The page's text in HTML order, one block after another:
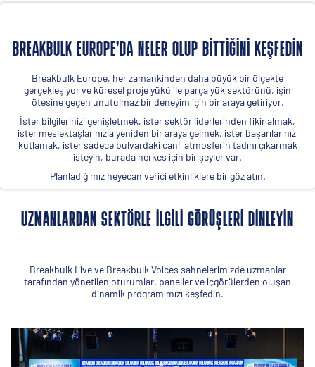
BREAKBULK EUROPE'DA NELER OLUP BITTIĞINI KEŞFEDIN
Breakbulk Europe, her zamankinden daha büyük bir ölçekte
gerçekleşiyor ve küresel proje yükü ile parça yük sektörünü, işin
ötesine geçen unutulmaz bir deneyim için bir araya getiriyor.
İster bilgilerinizi genişletmek, ister sektör liderlerinden fikir almak,
ister meslektaşlarınızla yeniden bir araya gelmek, ister başarılarınızı
kutlamak, ister sadece bulvardaki canlı atmosferin tadını çıkarmak
isteyin, burada herkes için bir şeyler var.
Planladığımız heyecan verici etkinliklere bir göz atın.
UZMANLARDAN SEKTÖRLE ILGILI GÖRÜŞLERI DINLEYIN
Breakbulk Live ve Breakbulk Voices sahnelerimizde uzmanlar
tarafından yönetilen oturumlar, paneller ve içgörülerden oluşan
dinamik programımızı keşfedin.